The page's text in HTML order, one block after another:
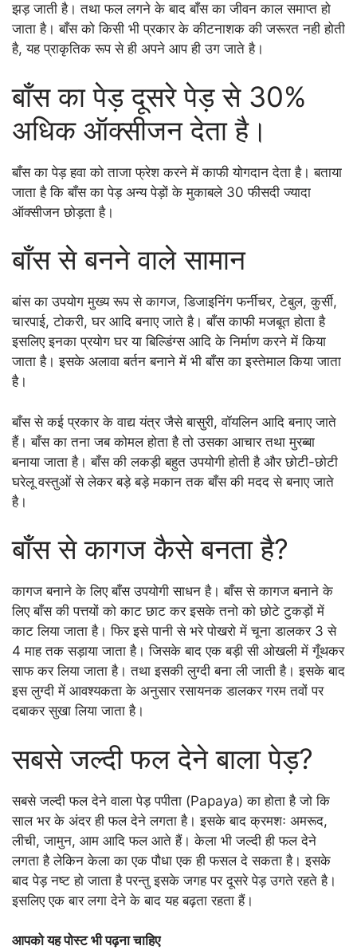
झड़ जाती है। तथा फल लगने के बाद बाँस का जीवन काल समाप्त हो
जाता है। बाँस को किसी भी प्रकार के कीटनाशक की जरूरत नही होती
है, यह प्राकृतिक रूप से ही अपने आप ही उग जाते है।
बाँस का पेड़ दूसरे पेड़ से 30%
अधिक ऑक्सीजन देता है।
बाँस का पेड़ हवा को ताजा फ्रेश करने में काफी योगदान देता है। बताया
जाता है कि बाँस का पेड़ अन्य पेड़ों के मुकाबले 30 फीसदी ज्यादा
ऑक्सीजन छोड़ता है।
बाँस से बनने वाले सामान
बांस का उपयोग मुख्य रूप से कागज, डिजाइनिंग फर्नीचर, टेबुल, कुर्सी,
चारपाई, टोकरी, घर आदि बनाए जाते है। बाँस काफी मजबूत होता है
इसलिए इनका प्रयोग घर या बिल्डिंग्स आदि के निर्माण करने में किया
जाता है। इसके अलावा बर्तन बनाने में भी बाँस का इस्तेमाल किया जाता
है।
बाँस से कई प्रकार के वाद्य यंत्र जैसे बासुरी, वॉयलिन आदि बनाए जाते
हैं। बाँस का तना जब कोमल होता है तो उसका आचार तथा मुरब्बा
बनाया जाता है। बाँस की लकड़ी बहुत उपयोगी होती है और छोटी-छोटी
घरेलू वस्तुओं से लेकर बड़े बड़े मकान तक बाँस की मदद से बनाए जाते
है।
बाँस से कागज कैसे बनता है?
कागज बनाने के लिए बाँस उपयोगी साधन है। बाँस से कागज बनाने के
लिए बाँस की पत्तयों को काट छाट कर इसके तनो को छोटे टुकड़ों में
काट लिया जाता है। फिर इसे पानी से भरे पोखरो में चूना डालकर 3 से
4 माह तक सड़ाया जाता है। जिसके बाद एक बड़ी सी ओखली में गूँथकर
साफ कर लिया जाता है। तथा इसकी लुग्दी बना ली जाती है। इसके बाद
इस लुग्दी में आवश्यकता के अनुसार रसायनक डालकर गरम तवों पर
दबाकर सुखा लिया जाता है।
सबसे जल्दी फल देने बाला पेड़?
सबसे जल्दी फल देने वाला पेड़ पपीता (Papaya) का होता है जो कि
साल भर के अंदर ही फल देने लगता है। इसके बाद क्रमशः अमरूद,
लीची, जामुन, आम आदि फल आते हैं। केला भी जल्दी ही फल देने
लगता है लेकिन केला का एक पौधा एक ही फसल दे सकता है। इसके
बाद पेड़ नष्ट हो जाता है परन्तु इसके जगह पर दूसरे पेड़ उगते रहते है।
इसलिए एक बार लगा देने के बाद यह बढ़ता रहता हैं।
आपको यह पोस्ट भी पढ़ना चाहिए